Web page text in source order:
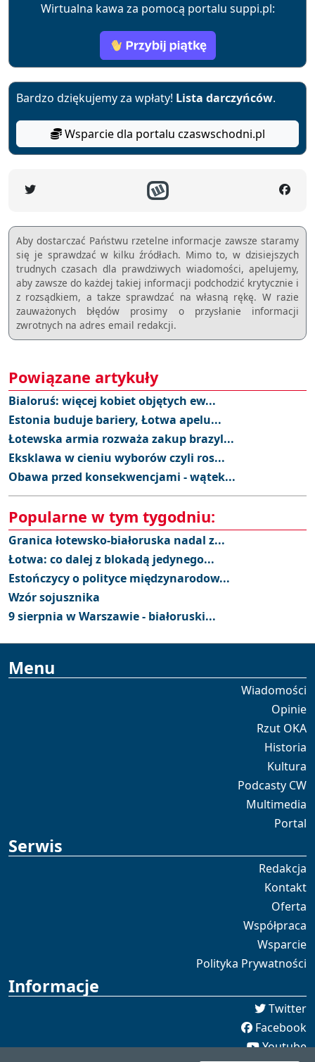
Wirtualna kawa za pomocą portalu suppi.pl:
Bardzo dziękujemy za wpłaty! Lista darczyńców.
Wsparcie dla portalu czaswschodni.pl
Aby dostarczać Państwu rzetelne informacje zawsze staramy
się je sprawdzać w kilku źródłach. Mimo to, w dzisiejszych
trudnych czasach dla prawdziwych wiadomości, apelujemy,
aby zawsze do każdej takiej informacji podchodzić krytycznie i
z rozsądkiem, a takze sprawdzać na własną rękę. W razie
zauważonych błędów prosimy o przysłanie informacji
zwrotnych na adres email redakcji.
Powiązane artykuły
Bialoruś: więcej kobiet objętych ew...
Estonia buduje bariery, Łotwa apelu...
Łotewska armia rozważa zakup brazyl...
Eksklawa w cieniu wyborów czyli ros...
Obawa przed konsekwencjami - wątek...
Popularne w tym tygodniu:
Granica łotewsko-białoruska nadal z...
Łotwa: co dalej z blokadą jedynego...
Estończycy o polityce międzynarodow...
Wzór sojusznika
9 sierpnia w Warszawie - białoruski...
Menu
Wiadomości
Opinie
Rzut OKA
Historia
Kultura
Podcasty CW
Multimedia
Portal
Serwis
Redakcja
Kontakt
Oferta
Współpraca
Wsparcie
Polityka Prywatności
Informacje
Twitter
Facebook
Youtube